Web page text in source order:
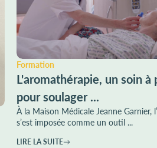
Formation
L'aromathérapie, un soin
pour soulager ...
À la Maison Médicale Jeanne Garnier,
s’est imposée comme un outil ...
LIRE LA SUITE